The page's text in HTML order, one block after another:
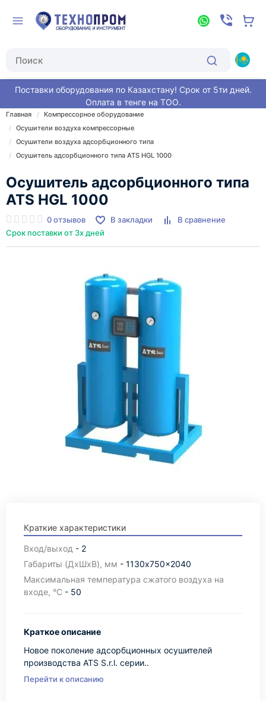
Поставки оборудования по Казахстану! Срок от 5ти дней.
Оплата в тенге на ТОО.
Главная
Компрессорное оборудование
Осушители воздуха компрессорные
Осушители воздуха адсорбционного типа
Осушитель адсорбционного типа ATS HGL 1000
Осушитель адсорбционного типа
ATS HGL 1000
0 отзывов В закладки
В сравнение
Срок поставки от 3х дней
Краткие характеристики
Вход/выход - 2
Габариты (ДхШхВ), мм - 1130x750x2040
Максимальная температура сжатого воздуха на
входе, °C - 50
Краткое описание
Новое поколение адсорбционных осушителей
производства ATS S.r.l. серии..
Перейти к описанию